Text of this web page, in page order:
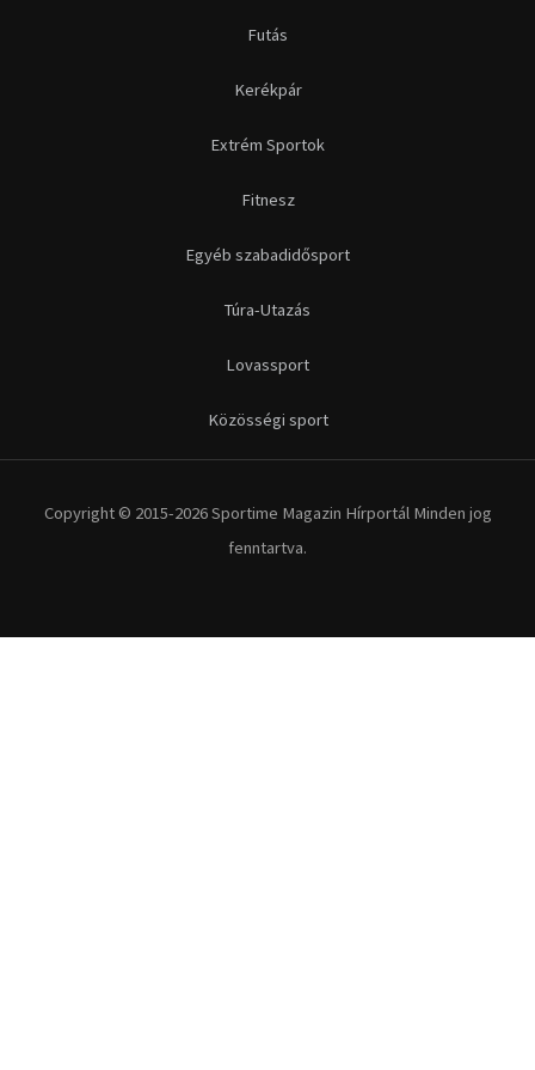
Futás
Kerékpár
Extrém Sportok
Fitnesz
Egyéb szabadidősport
Túra-Utazás
Lovassport
Közösségi sport
Copyright © 2015-2026 Sportime Magazin Hírportál Minden jog
fenntartva.